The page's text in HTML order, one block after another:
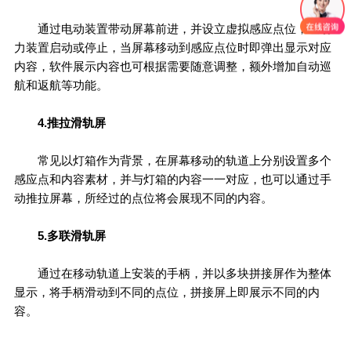
通过电动装置带动屏幕前进，并设立虚拟感应点位，让动
力装置启动或停止，当屏幕移动到感应点位时即弹出显示对应
内容，软件展示内容也可根据需要随意调整，额外增加自动巡
航和返航等功能。
4.推拉滑轨屏
常见以灯箱作为背景，在屏幕移动的轨道上分别设置多个
感应点和内容素材，并与灯箱的内容一一对应，也可以通过手
动推拉屏幕，所经过的点位将会展现不同的内容。
5.多联滑轨屏
通过在移动轨道上安装的手柄，并以多块拼接屏作为整体
显示，将手柄滑动到不同的点位，拼接屏上即展示不同的内
容。